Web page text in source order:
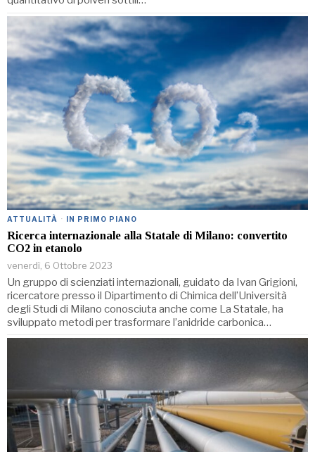
ATTUALITÀ · IN PRIMO PIANO
Ricerca internazionale alla Statale di Milano: convertito
CO2 in etanolo
venerdì, 6 Ottobre 2023
Un gruppo di scienziati internazionali, guidato da Ivan Grigioni,
ricercatore presso il Dipartimento di Chimica dell’Università
degli Studi di Milano conosciuta anche come La Statale, ha
sviluppato metodi per trasformare l’anidride carbonica…